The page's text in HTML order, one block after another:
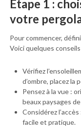
Étape 1 :
votre
Pour commencer,
Voici quelques conseils
Vérifiez
d’ombre, placez
Pensez à la vue :
beaux paysages
Considérez
facile et pratique.